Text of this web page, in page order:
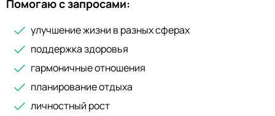
Помогаю с запросами:
улучшение жизни в разных сферах
поддержка здоровья
гармоничные отношения
планирование отдыха
личностный рост